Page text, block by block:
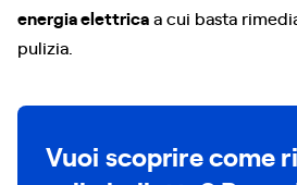
energia elettricaa cui basta
pulizia.
Vuoi scoprire come